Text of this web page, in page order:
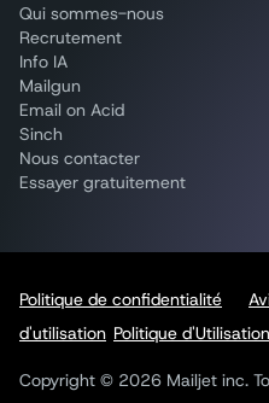
Qui sommes-nous
Recrutement
Info IA
Mailgun
Email on Acid
Sinch
Nous contacter
Essayer gratuitement
Copyright © 2026 Mailjet inc.
Politique de confidentialité
d'utilisation Politique